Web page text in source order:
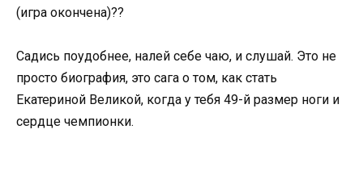
(игра окончена)??
Садись поудобнее, налей себе чаю, и слушай. Это не
просто биография, это сага о том, как стать
Екатериной Великой, когда у тебя 49-й размер ноги и
сердце чемпионки.